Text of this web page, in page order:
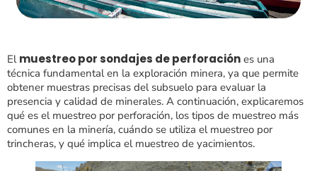
El muestreo por sondajes de perforación es una
técnica fundamental en la exploración minera, ya que permite
obtener muestras precisas del subsuelo para evaluar la
presencia y calidad de minerales. A continuación, explicaremos
qué es el muestreo por perforación, los tipos de muestreo más
comunes en la minería, cuándo se utiliza el muestreo por
trincheras, y qué implica el muestreo de yacimientos.